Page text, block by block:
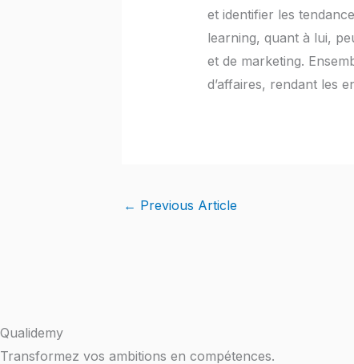
et identifier les
learning, quant à lui,
et de marketing.
d’affaires, rendant les
← Previous Article
Qualidemy
Transformez vos ambitions en compétences.